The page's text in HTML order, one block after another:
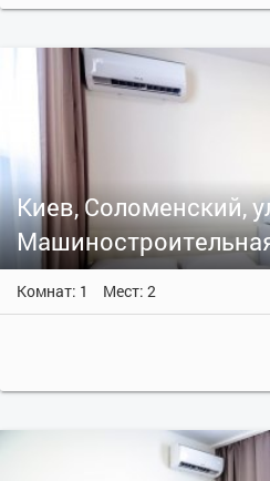
Киев, Соломенский,
Комнат: 1 Мест: 2